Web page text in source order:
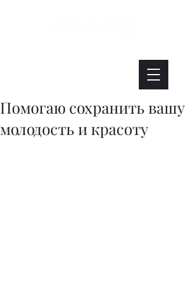
Помогаю сохранить вашу
молодость и красоту